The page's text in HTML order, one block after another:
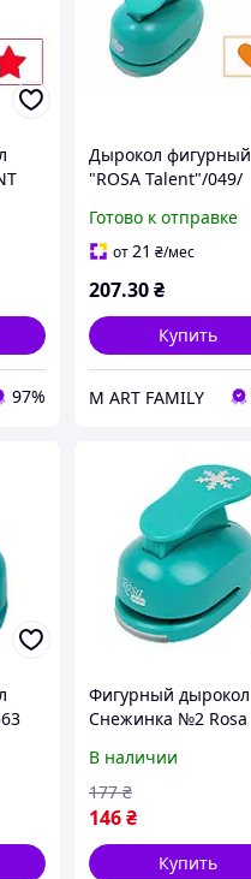
97%
Дырокол фигурный
"ROSA Talent"/049/
Готово к отправке
от 21 ₴/мес
207.30 ₴
Купить
M ART FAMILY
Фигурный дырокол
Снежинка №2 Rosa
заготовки 1,6 см,
World-of-Toys
В наличии
146 ₴
177 ₴
Купить